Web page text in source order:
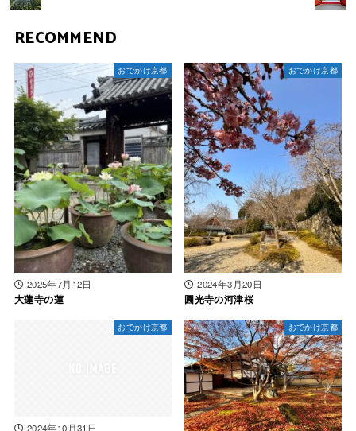
RECOMMEND
おでかけ京都
2025年7月12日
大蓮寺の蓮
おでかけ京都
2024年3月20日
圓光寺の河津桜
おでかけ京都
2024年10月31日
おでかけ京都